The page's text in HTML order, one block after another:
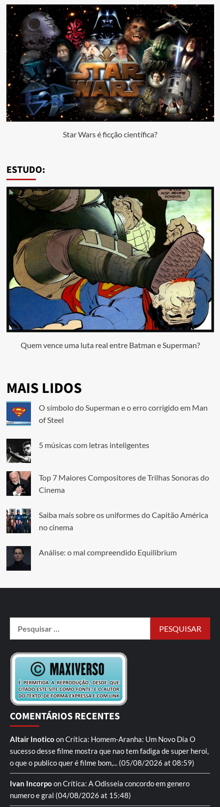
Star Wars é ficção científica?
ESTUDO:
Quem vence uma luta real entre Batman e Superman?
MAIS LIDOS
O símbolo do Superman e o erro corrigido em Man
of Steel
5 músicas com letras inteligentes
Top 7 Maiores Compositores de Trilhas Sonoras do
Cinema
Saiba mais sobre os uniformes do Capitão América
no cinema
Análise: o mal compreendido Equilibrium
COMENTÁRIOS RECENTES
Altair Inotico onCrítica: Homem-Aranha: Um Novo Dia O
sucesso desse filme mostra que nao tem fadiga de super heroi,
o que o publico quer é filme bom,... (05/08/2026 at 08:59)
Ivan Incorpo onCrítica: A Odisseia concordo em genero
numero e gral (04/08/2026 at 15:48)